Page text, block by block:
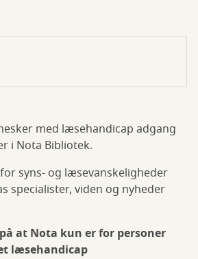
med læsehandicap adgang
i Nota Bibliotek.
syns- og læsevanskeligheder
specialister, viden og nyheder
at Nota kun er for personer
læsehandicap